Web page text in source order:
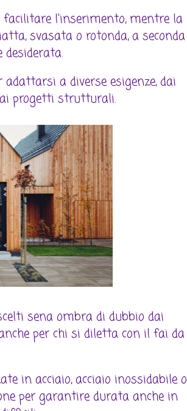
l'inserimento, mentre la
svasata o rotonda, a seconda
desiderata.
adattarsi a diverse esigenze, dai
progetti strutturali.
sena ombra di dubbio dai
per chi si diletta con il fai da
in acciaio, acciaio inossidabile o
per garantire durata anche in